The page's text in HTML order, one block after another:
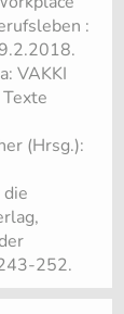
:
VAKKI
(Hrsg.):
252.